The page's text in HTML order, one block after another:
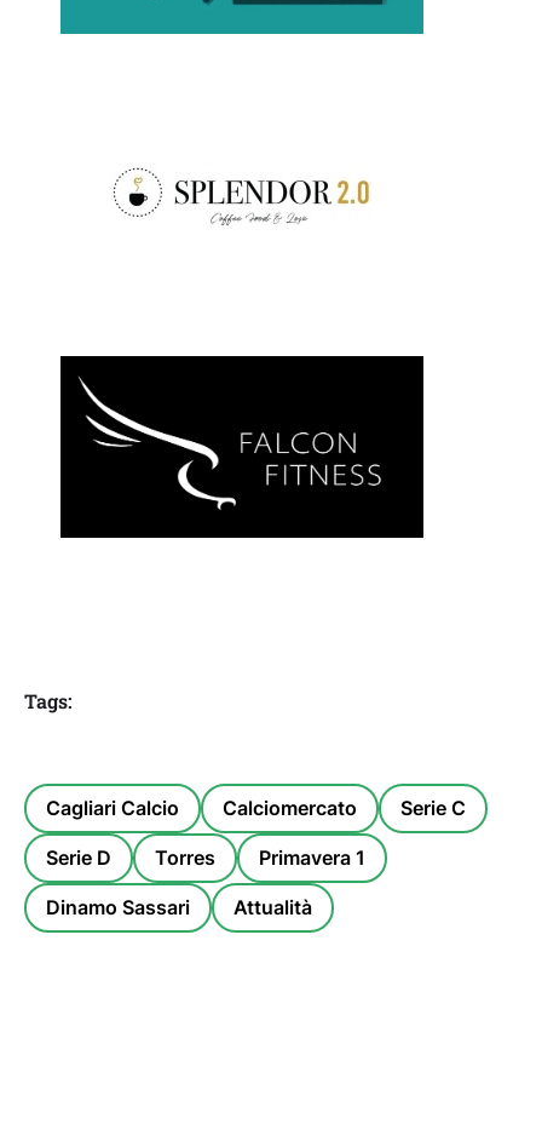
Tags:
Cagliari Calcio Calciomercato Serie C
Serie D Torres Primavera 1
Dinamo Sassari Attualità